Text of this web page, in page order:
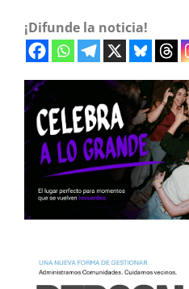
¡Difunde la noticia!